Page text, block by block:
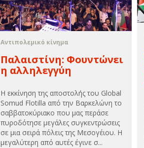
Αντιπολεμικό κίνημα
Παλαιστίνη: Φουντώνει
η αλληλεγγύη
Η εκκίνηση της αποστολής του Global
Somud Flotilla από την Βαρκελώνη το
σαββατοκύριακο που μας περάσε
πυροδότησε μεγάλες συγκεντρώσεις
σε μια σειρά πόλεις της Μεσογέιου. Η
μεγαλύτερη από αυτές έγινε σ...